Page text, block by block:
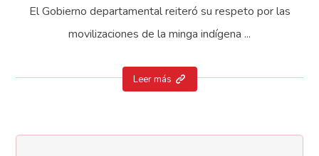
El Gobierno departamental reiteró su respeto por las
movilizaciones de la minga indígena ...
Leer más